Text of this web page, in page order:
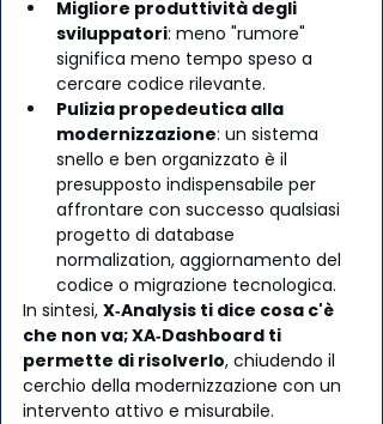
Migliore produttività degli
sviluppatori: meno "rumore"
significa meno tempo speso a
cercare codice rilevante.
Pulizia propedeutica alla
modernizzazione: un sistema
snello e ben organizzato è il
presupposto indispensabile per
affrontare con successo qualsiasi
progetto di database
normalization, aggiornamento del
codice o migrazione tecnologica.
In sintesi, X‑Analysis ti dice cosa c'è
che non va; XA‑Dashboard ti
permette di risolverlo, chiudendo il
cerchio della modernizzazione con un
intervento attivo e misurabile.